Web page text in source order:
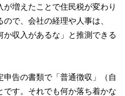
が増えたことで住民税が変わり
で、会社の経理や人事は、
収入があるな」と推測できる
申告の書類で「普通徴収」（自
です。それでも何か落ち着かな